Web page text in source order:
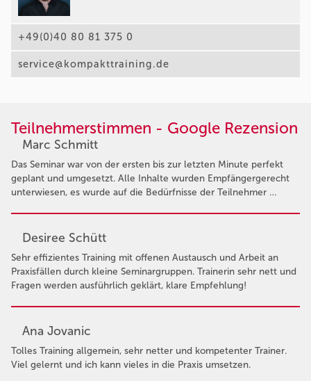
+49(0)40 80 81 375 0
service@kompakttraining.de
Teilnehmerstimmen - Google Rezension
Marc Schmitt
Das Seminar war von der ersten bis zur letzten Minute perfekt
geplant und umgesetzt. Alle Inhalte wurden Empfängergerecht
unterwiesen, es wurde auf die Bedürfnisse der Teilnehmer …
Desiree Schütt
Sehr effizientes Training mit offenen Austausch und Arbeit an
Praxisfällen durch kleine Seminargruppen. Trainerin sehr nett und
Fragen werden ausführlich geklärt, klare Empfehlung!
Ana Jovanic
Tolles Training allgemein, sehr netter und kompetenter Trainer.
Viel gelernt und ich kann vieles in die Praxis umsetzen.